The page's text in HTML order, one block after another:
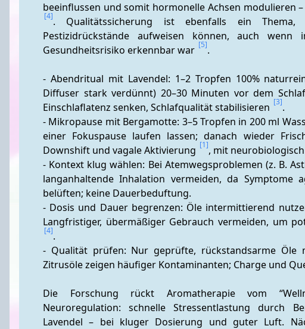
[4]. Qualitätssicherung ist ebenfalls ein Thema,
Pestizidrückstände aufweisen können, auch
Gesundheitsrisiko erkennbar war [5].
- Abendritual mit Lavendel: 1–2 Tropfen 100%
Diffuser stark verdünnt) 20–30 Minuten vor dem
Einschlaflatenz senken, Schlafqualität stabilisieren [3].
- Mikropause mit Bergamotte: 3–5 Tropfen in 200 ml
einer Fokuspause laufen lassen; danach wieder
Downshift und vagale Aktivierung [1], mit
- Kontext klug wählen: Bei Atemwegsproblemen (z. B.
langanhaltende Inhalation vermeiden, da Symptome
belüften; keine Dauerbeduftung.
- Dosis und Dauer begrenzen: Öle intermittierend
[4].
- Qualität prüfen: Nur geprüfte, rückstandsarme Öle
Zitrusöle zeigen häufiger Kontaminanten; Charge und
Die Forschung rückt Aromatherapie vom
Neuroregulation: schnelle Stressentlastung durch
Lavendel – bei kluger Dosierung und guter Luft.